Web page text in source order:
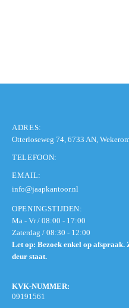
ADRES:
Otterloseweg 74, 6733 AN,
TELEFOON:
EMAIL:
info@jaapkantoor.nl
OPENINGSTIJDEN:
Ma - Vr / 08:00 - 17:00
Zaterdag / 08:30 - 12:00
Let op: Bezoek enkel op
deur staat.
KVK-NUMMER:
09191561